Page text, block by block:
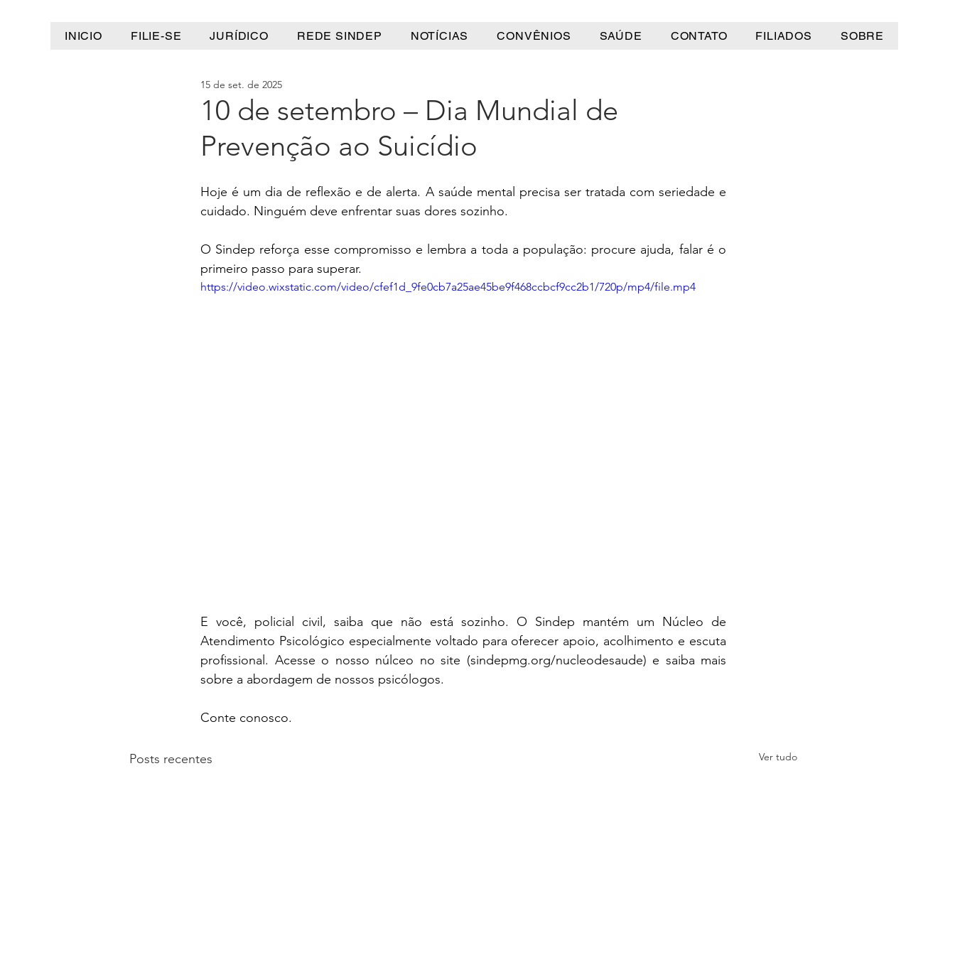
INICIO FILIE-SE JURÍDICO REDE SINDEP NOTÍCIAS CONVÊNIOS SAÚDE CONTATO FILIADOS SOBRE
10 de setembro – Dia Mundial de
Prevenção ao Suicídio
15 de set. de 2025
Hoje é um dia de reflexão e de alerta. A saúde mental precisa ser tratada com seriedade e
cuidado. Ninguém deve enfrentar suas dores sozinho.
O Sindep reforça esse compromisso e lembra a toda a população: procure ajuda, falar é o
primeiro passo para superar.
https://video.wixstatic.com/video/cfef1d_9fe0cb7a25ae45be9f468ccbcf9cc2b1/720p/mp4/file.mp4
E você, policial civil, saiba que não está sozinho. O Sindep mantém um Núcleo de
Atendimento Psicológico especialmente voltado para oferecer apoio, acolhimento e escuta
profissional. Acesse o nosso núlceo no site (sindepmg.org/nucleodesaude) e saiba mais
sobre a abordagem de nossos psicólogos.
Conte conosco.
Posts recentes Ver tudo